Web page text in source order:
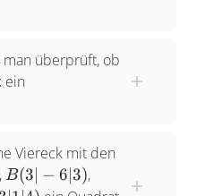
das hat die
unten ganz
einfach irgendwie
nachweisen kannst. So,
eines
man überprüft, ob
ein
Viereck mit den
, B(3|-6|3)
B(3∣ − 6∣3),